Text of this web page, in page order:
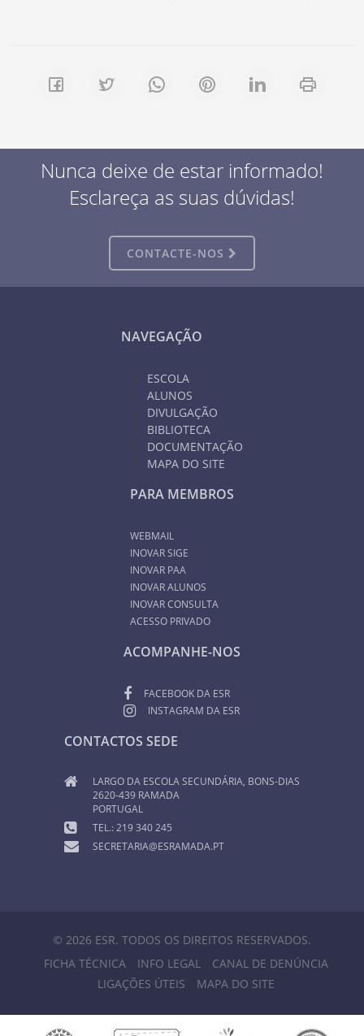
Nunca deixe de estar informado!
Esclareça as suas dúvidas!
CONTACTE-NOS
NAVEGAÇÃO
ESCOLA
ALUNOS
DIVULGAÇÃO
BIBLIOTECA
DOCUMENTAÇÃO
MAPA DO SITE
PARA MEMBROS
WEBMAIL
INOVAR SIGE
INOVAR PAA
INOVAR ALUNOS
INOVAR CONSULTA
ACESSO PRIVADO
ACOMPANHE-NOS
FACEBOOK DA ESR
INSTAGRAM DA ESR
CONTACTOS SEDE
LARGO DA ESCOLA SECUNDÁRIA, BONS-DIAS
2620-439 RAMADA
PORTUGAL
TEL.: 219 340 245
SECRETARIA@ESRAMADA.PT
© 2026 ESR. TODOS OS DIREITOS RESERVADOS.
FICHA TÉCNICA
INFO LEGAL
CANAL DE DENÚNCIA
LIGAÇÕES ÚTEIS
MAPA DO SITE